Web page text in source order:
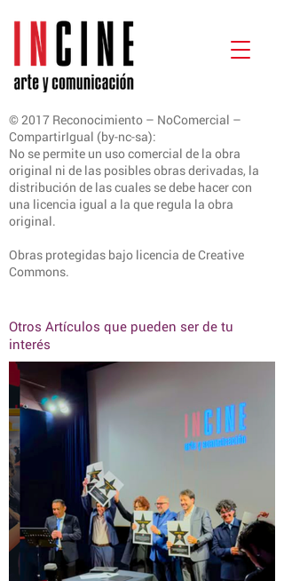
© 2017 Reconocimiento – NoComercial –
CompartirIgual (by-nc-sa):
No se permite un uso comercial de la obra
original ni de las posibles obras derivadas, la
distribución de las cuales se debe hacer con
una licencia igual a la que regula la obra
original.
Obras protegidas bajo licencia de Creative
Commons.
Otros Artículos que pueden ser de tu
interés